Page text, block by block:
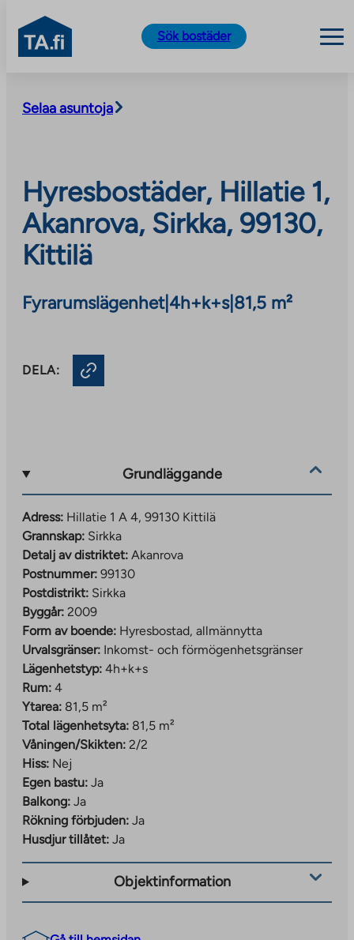
content
TA.fi
Sök bostäder
Selaa asuntoja
Hyresbostäder, Hillatie 1,
Akanrova, Sirkka, 99130,
Kittilä
Fyrarumslägenhet| 4h+k+s| 81,5 m²
DELA:
Grundläggande
Adress: Hillatie 1 A 4, 99130 Kittilä
Grannskap: Sirkka
Detalj av distriktet: Akanrova
Postnummer: 99130
Postdistrikt: Sirkka
Byggår: 2009
Form av boende: Hyresbostad, allmännytta
Urvalsgränser: Inkomst- och förmögenhetsgränser
Lägenhetstyp: 4h+k+s
Rum: 4
Ytarea: 81,5 m²
Total lägenhetsyta: 81,5 m²
Våningen/Skikten: 2/2
Hiss: Nej
Egen bastu: Ja
Balkong: Ja
Rökning förbjuden: Ja
Husdjur tillåtet: Ja
Objektinformation